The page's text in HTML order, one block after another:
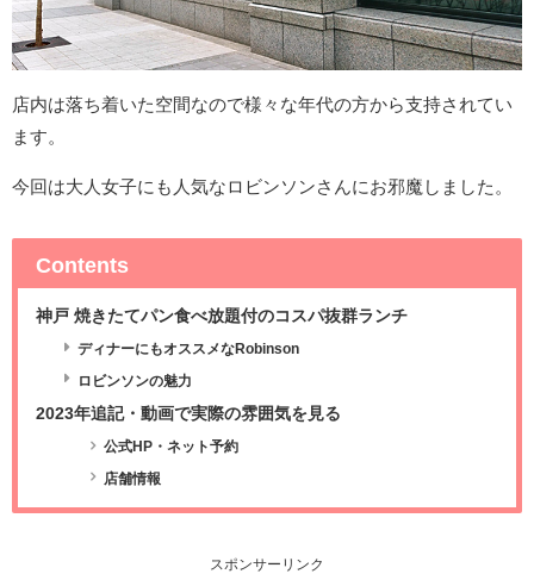
店内は落ち着いた空間なので様々な年代の方から支持されてい
ます。
今回は大人女子にも人気なロビンソンさんにお邪魔しました。
Contents
神戸 焼きたてパン食べ放題付のコスパ抜群ランチ
ディナーにもオススメなRobinson
ロビンソンの魅力
2023年追記・動画で実際の雰囲気を見る
公式HP・ネット予約
店舗情報
スポンサーリンク